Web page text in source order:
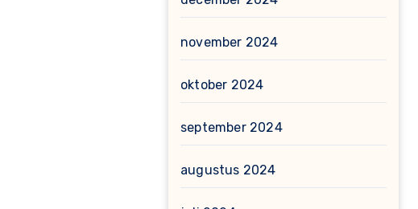
november 2024
oktober 2024
september 2024
augustus 2024